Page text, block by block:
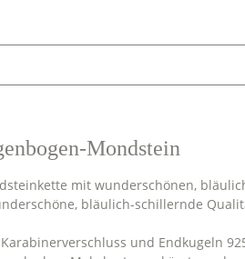
Mondstein
mit wunderschönen,
bläulich-schillernde
und Endkugeln